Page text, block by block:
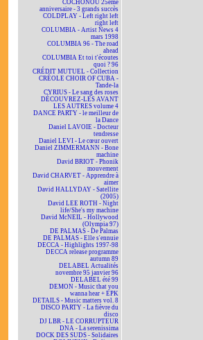
COCHONOU 25ème
anniversaire - 3 grands succès
COLDPLAY - Left right left
right left
COLUMBIA - Artist News 4
mars 1998
COLUMBIA 96 - The road
ahead
COLUMBIA Et toi t'écoutes
quoi ? 96
CRÉDIT MUTUEL - Collection
CRÉOLE CHOIR OF CUBA -
Tande-la
CYRIUS - Le sang des roses
DÉCOUVREZ-LES AVANT
LES AUTRES volume 4
DANCE PARTY - le meilleur de
la Dance
Daniel LAVOIE - Docteur
tendresse
Daniel LEVI - Le cœur ouvert
Daniel ZIMMERMANN - Bone
machine
David BRIOT - Phonik
mouvement
David CHARVET - Apprendre à
aimer
David HALLYDAY - Satellite
(2005)
David LEE ROTH - Night
life/She's my machine
David McNEIL - Hollywood
(Olympia 97)
DE PALMAS - De Palmas
DE PALMAS - Elle s'ennuie
DECCA - Highlights 1997-98
DECCA release programme
autumn 89
DELABEL Actualités
novembre 95 janvier 96
DELABEL été 99
DEMON - Music that you
wanna hear + EPK
DETAILS - Music matters vol. 8
DISCO PARTY - La fièvre du
disco
DJ LBR - LE CORRUPTEUR
DNA - La serenissima
DOCK DES SUDS - Solidaires